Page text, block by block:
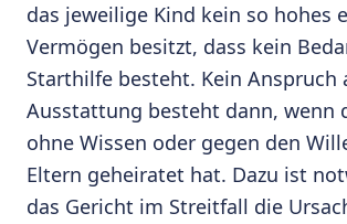
das jeweilige Kind kein so hohes
Vermögen besitzt, dass kein
Starthilfe besteht. Kein Anspruch
Ausstattung besteht dann, wenn
ohne Wissen oder gegen den
Eltern geheiratet hat. Dazu ist
das Gericht im Streitfall die